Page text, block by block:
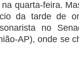
quarta-feira.
da tarde de
no
AP), onde se